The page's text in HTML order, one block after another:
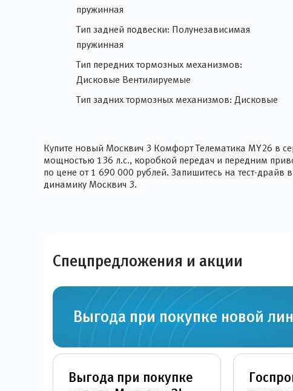
пружинная
Тип задней подвески: Полунезависимая
пружинная
Тип передних тормозных механизмов:
Дисковые Вентилируемые
Тип задних тормозных механизмов: Дисковые
Купите новый Москвич 3 Комфорт Телематика MY26 в
мощностью 136 л.с., коробкой передач и передним
по цене от 1 690 000 рублей. Запишитесь на тест-
динамику Москвич 3.
Спецпредложения и акции
Выгода при покупке новой
Выгода при покупке